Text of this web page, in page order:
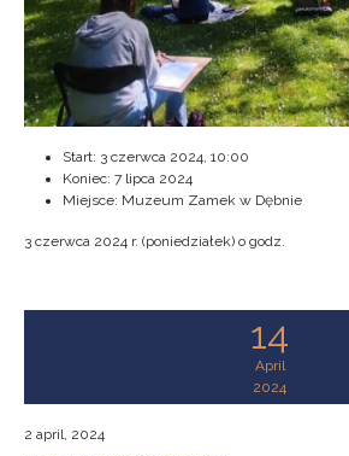
Start: 3 czerwca 2024, 10:00
Koniec: 7 lipca 2024
Miejsce: Muzeum Zamek w Dębnie
3 czerwca 2024 r. (poniedziałek) o godz.
14
April
2024
2 april, 2024